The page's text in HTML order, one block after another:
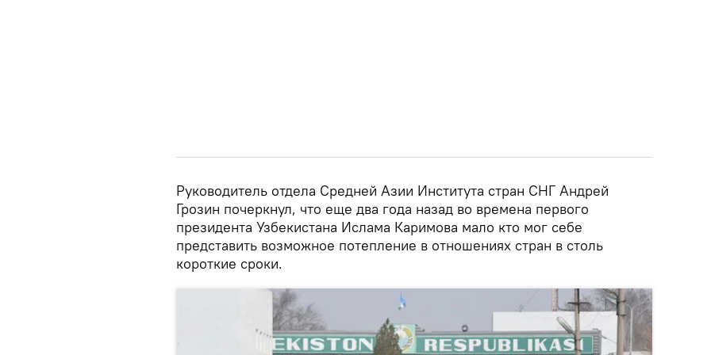
Руководитель отдела Средней Азии Института стран СНГ Андрей
Грозин почеркнул, что еще два года назад во времена первого
президента Узбекистана Ислама Каримова мало кто мог себе
представить возможное потепление в отношениях стран в столь
короткие сроки.